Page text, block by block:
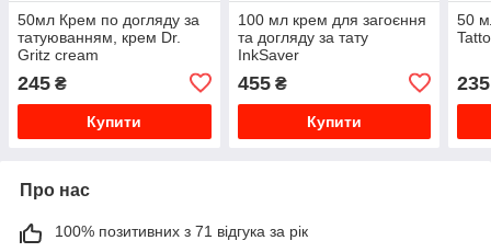
50мл Крем по догляду за
татуюванням, крем Dr.
Gritz cream
245 ₴
Купити
100 мл крем для загоєння
та догляду за тату
InkSaver
455₴
Купити
50
235
Про нас
100% позитивних з 71 відгука за рік